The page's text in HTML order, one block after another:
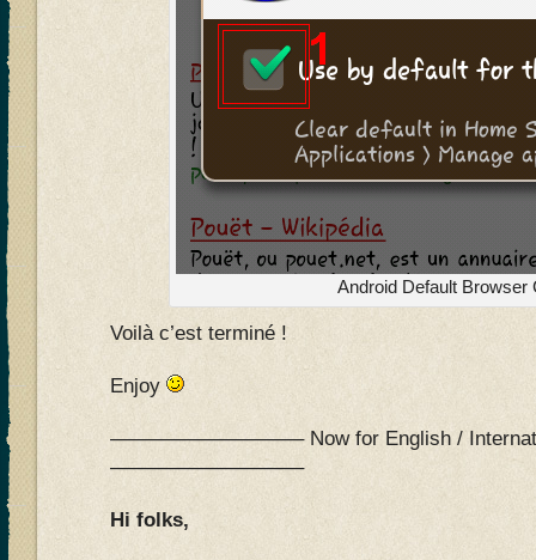
Android Default Browser
Voilà c’est terminé !
Enjoy
—————————– Now for English /
—————————–
Hi folks,